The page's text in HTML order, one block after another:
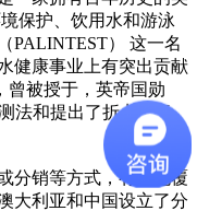
保护、饮用水和游泳
PALINTEST） 这一名
健康事业上有突出贡献
曾被授于，英帝国勋
法和提出了折点加氯
分销等方式，有效地覆
大利亚和中国设立了分